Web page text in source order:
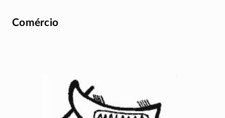
Comércio